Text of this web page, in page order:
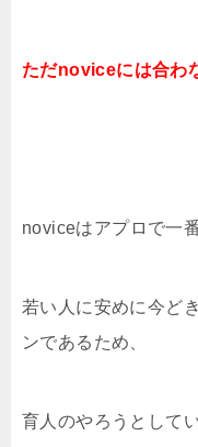
ただnoviceには合わ
noviceはアプロで一
若い人に安めに今ど
ンであるため、
育人のやろうとして